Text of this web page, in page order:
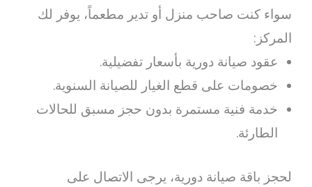
سواء كنت صاحب منزل أو تدير مطعماً، يوفر لك
المركز:
عقود صيانة دورية بأسعار تفضيلية.
خصومات على قطع الغيار للصيانة السنوية.
خدمة فنية مستمرة بدون حجز مسبق للحالات
الطارئة.
لحجز باقة صيانة دورية، يرجى الاتصال على